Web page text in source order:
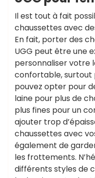
Il est tout à fait
chaussettes avec
En fait, porter des
UGG peut être une
personnaliser votre
confortable, surtout
pouvez opter pour
laine pour plus de
plus fines pour un
ajouter trop
chaussettes avec
également de
les frottements.
différents styles de